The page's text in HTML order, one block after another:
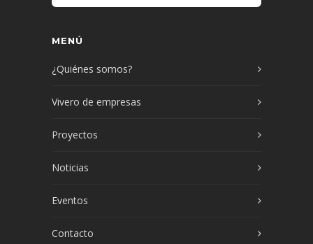
MENÚ
¿Quiénes somos?
Vivero de empresas
Proyectos
Noticias
Eventos
Contacto